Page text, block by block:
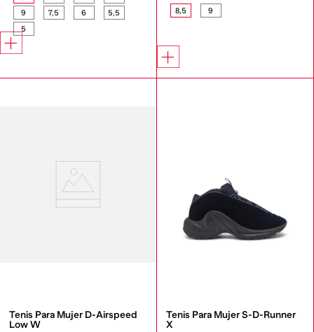
9
7,5 6
5,5
5
8,5 9
Tenis Para Mujer D-Airspeed
Low W
Tenis Para Mujer S-D-Runner
X